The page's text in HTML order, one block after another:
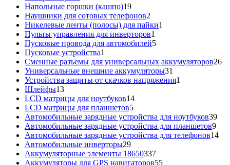
товар
Напольные горшки (кашпо)1919
товаров
Наушники для сотовых телефонов2
товара
Никелевые ленты (полосы) для пайки1
Пульты управления для инверторов1
товар
Пусковые провода для автомобилей55
Пусковые устройства1
товар
Сменные разъемы для универсальных аккумуляторов2626
Универсальные внешние аккумуляторы31
товар
Устройства защиты от скачков напряжения1
Шлейфы1313
товаров
LCD матрицы для ноутбуков1414
LCD матрицы для планшетов55
товаров
Автомобильные зарядные устройства для ноутбуков3939
Автомобильные зарядные устройства для планшетов99
Автомобильные зарядные устройства для телефонов1414
Автомобильные инверторы2929
товаров
Аккумуляторные элементы 18650337337
товаров
Аккумуляторы для GPS навигаторов5555